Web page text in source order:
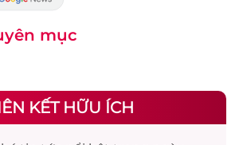
mục
KẾT HỮU ÍCH